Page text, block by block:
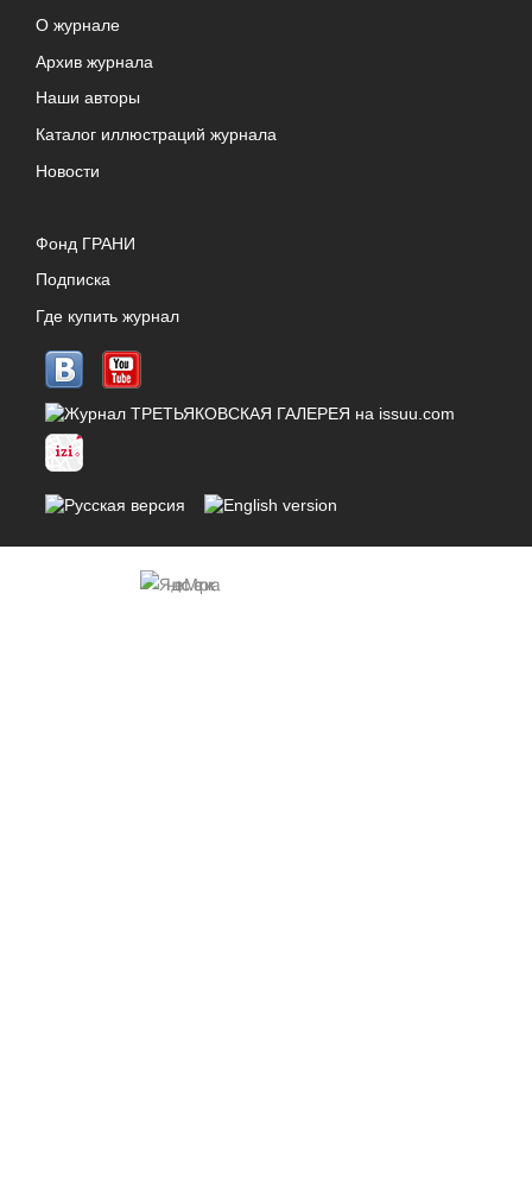
О журнале
Архив журнала
Наши авторы
Каталог иллюстраций журнала
Новости
Фонд ГРАНИ
Подписка
Где купить журнал